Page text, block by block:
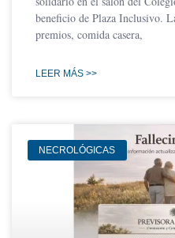
beneficio de Plaza Inclusivo.
premios, comida casera,
LEER MÁS >>
NECROLÓGICAS